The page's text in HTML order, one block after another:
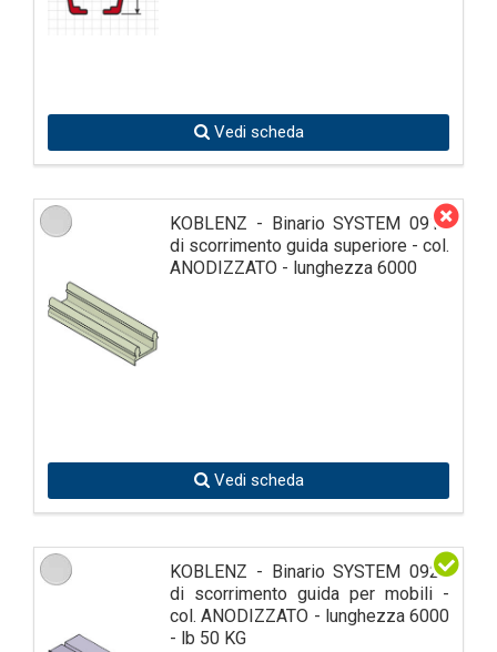
Vedi scheda
KOBLENZ - Binario SYSTEM 0910
di scorrimento guida superiore - col.
ANODIZZATO - lunghezza 6000
Vedi scheda
KOBLENZ - Binario SYSTEM 0920
di scorrimento guida per mobili -
col. ANODIZZATO - lunghezza 6000
- lb 50 KG